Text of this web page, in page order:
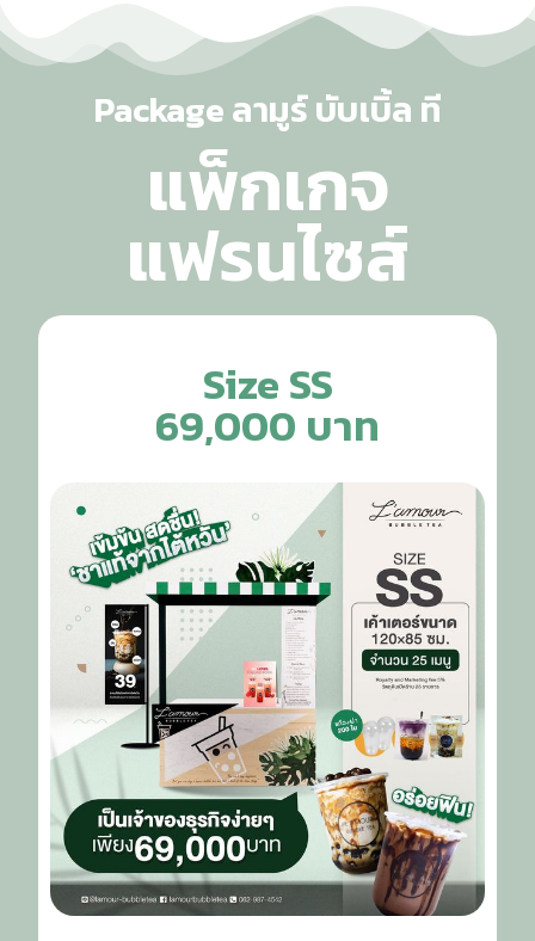
Package ลามูร์ บับเบิ้ล ที
แพ็กเกจ
แฟรนไซส์
Size SS
69,000 บาท